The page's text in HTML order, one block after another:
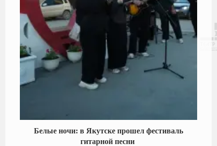
Белые ночи: в Якутске прошел фестиваль
гитарной песни